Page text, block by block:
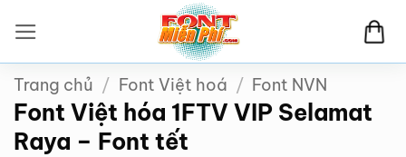
qua
nội
dung
Trang chủ / Font Việt hoá / Font NVN
Font Việt hóa 1FTV VIP Selamat
Raya – Font tết